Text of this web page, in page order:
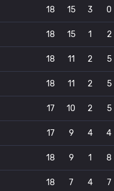
18 15 3 0
18 15 1 2
18 11 2 5
18 11 2 5
17 10 2 5
17 9 4 4
18 9 1 8
18 7 4 7